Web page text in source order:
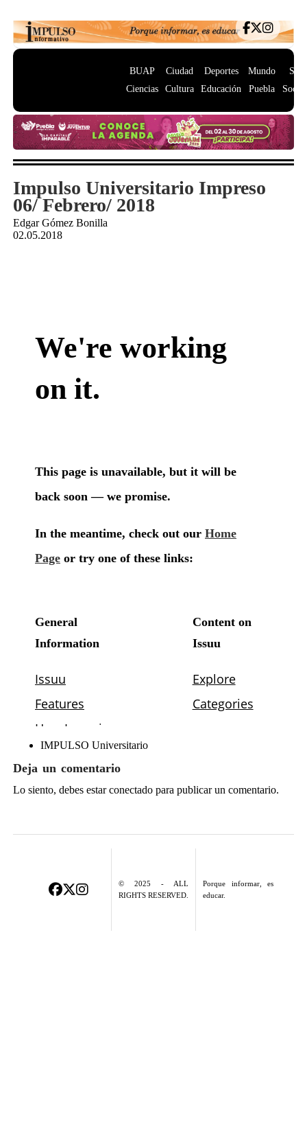
BUAP
Ciencias
Ciudad
Cultura
Deportes
Educación
Mundo
Puebla
Impulso Universitario Impreso
06/ Febrero/ 2018
Edgar Gómez Bonilla
02.05.2018
IMPULSO Universitario
Deja un comentario
Lo siento, debes estarconectadopara publicar un comentario.
© 2025 - ALL
RIGHTS RESERVED.
Porque informar, es
educar.